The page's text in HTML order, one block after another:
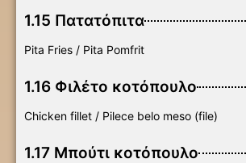
1.15 Πατατόπιτα
Pita Fries / Pita Pomfrit
1.16 Φιλέτο κοτόπουλο
Chicken fillet / Pilece belo meso (file)
1.17 Μπούτι κοτόπουλο